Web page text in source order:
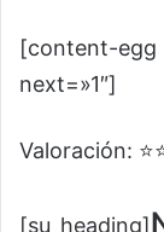
[content-
next=»1″]
Valoración:
[su_heading]